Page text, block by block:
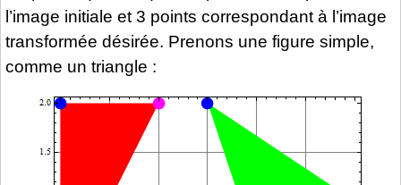
l’image initiale et 3 points correspondant à l’image
transformée désirée. Prenons une figure simple,
comme un triangle :